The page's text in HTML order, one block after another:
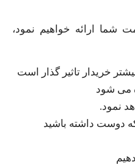
شما ارائه خواهیم نمود،
خریدار تاثیر گذار است
می شود
نمود.
که دوست داشته باشید